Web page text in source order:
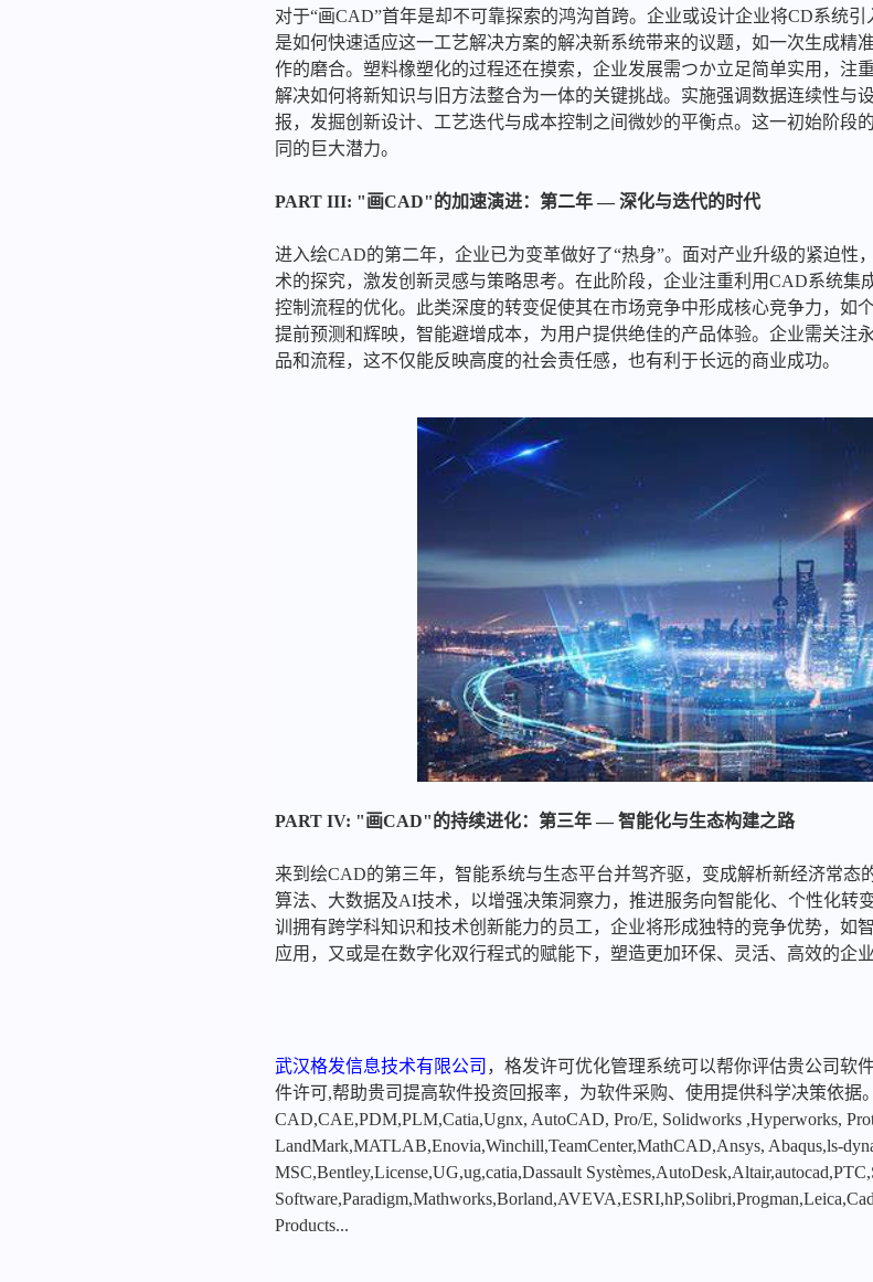
对于“画CAD”首年是却不可靠探索的鸿沟首跨。企业或设计企业将CD系统
是如何快速适应这一工艺解决方案的解决新系统带来的议题，如一次生成精
作的磨合。塑料橡塑化的过程还在摸索，企业发展需つか立足简单实用，注
解决如何将新知识与旧方法整合为一体的关键挑战。实施强调数据连续性与
报，发掘创新设计、工艺迭代与成本控制之间微妙的平衡点。这一初始阶段
同的巨大潜力。
PART III: "画CAD"的加速演进：第二年 — 深化与迭代的时代
进入绘CAD的第二年，企业已为变革做好了“热身”。面对产业升级的紧迫性
术的探究，激发创新灵感与策略思考。在此阶段，企业注重利用CAD系统集
控制流程的优化。此类深度的转变促使其在市场竞争中形成核心竞争力，如
提前预测和辉映，智能避增成本，为用户提供绝佳的产品体验。企业需关注
品和流程，这不仅能反映高度的社会责任感，也有利于长远的商业成功。
PART IV: "画CAD"的持续进化：第三年 — 智能化与生态构建之路
来到绘CAD的第三年，智能系统与生态平台并驾齐驱，变成解析新经济常态
算法、大数据及AI技术，以增强决策洞察力，推进服务向智能化、个性化转
训拥有跨学科知识和技术创新能力的员工，企业将形成独特的竞争优势，如
应用，又或是在数字化双行程式的赋能下，塑造更加环保、灵活、高效的企业
武汉格发信息技术有限公司 ，格发许可优化管理系统可以帮你评估贵公司软
件许可,帮助贵司提高软件投资回报率，为软件采购、使用提供科学决策依据
CAD,CAE,PDM,PLM,Catia,Ugnx, AutoCAD, Pro/E, Solidworks ,Hyperworks,
LandMark,MATLAB,Enovia,Winchill,TeamCenter,MathCAD,Ansys, Abaqus,ls-
MSC,Bentley,License,UG,ug,catia,Dassault
Products...